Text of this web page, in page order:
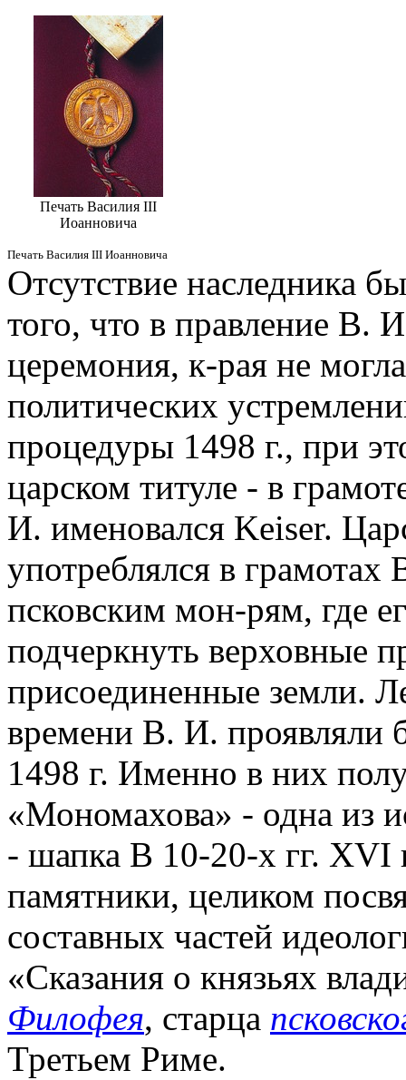
Печать Василия III
Иоанновича
Печать Василия III Иоанновича
Отсутствие наследника
того, что в правление В.
церемония, к-рая не
политических
процедуры 1498 г., при
царском титуле - в
И. именовался Keiser.
употреблялся в
псковским мон-рям, где
подчеркнуть верховные
присоединенные земли.
времени В. И. проявляли
1498 г. Именно в них
«Мономахова» - одна из
- шапка В 10-20-х гг. XVI
памятники, целиком
составных частей
«Сказания о князьях
Филофея, старца
Третьем Риме.